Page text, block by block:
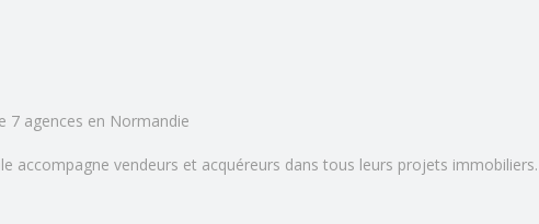
7 agences en Normandie
accompagne vendeurs et acquéreurs dans tous leurs projets immobiliers.